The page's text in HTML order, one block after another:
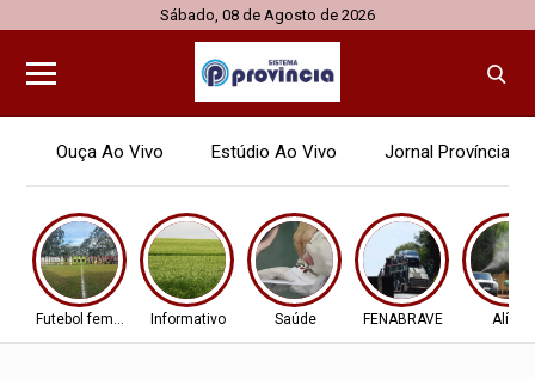
Sábado, 08 de Agosto de 2026
Ouça Ao Vivo Estúdio Ao Vivo Jornal Província
Futebol feminino Informativo Saúde FENABRAVE Alívio